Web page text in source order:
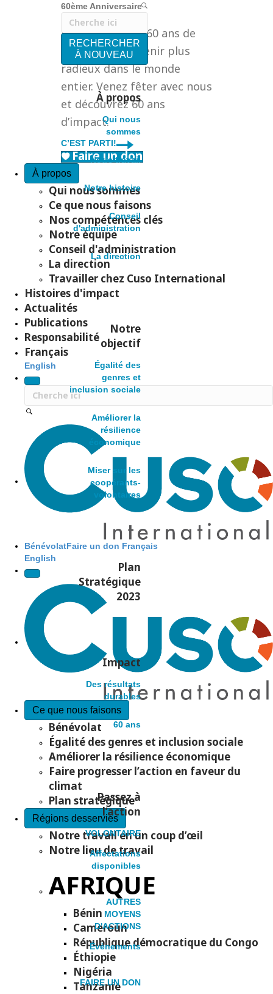
RECHERCHER
À NOUVEAU
À propos
Qui nous
sommes
Notre travail
Notre histoire
Conseil
d'administration
La direction
Notre
objectif
Égalité des
genres et
inclusion sociale
Améliorer la
résilience
économique
Miser sur les
coopérants-
volontaires
Plan
Stratégique
2023
Impact
Des résultats
durables
60 ans
Passez à
l’action
VOLONTAIRE
Affectations
disponibles
AUTRES
MOYENS
D'ACTIONS
Évènements
FAIRE UN DON
60ème Anniversaire
Célébrons !
Nous célébrons 60 ans de
création d’un avenir plus
radieux dans le monde
entier. Venez fêter avec nous
et découvrez 60 ans
d’impact.
C’EST PARTI!
Faire un don
Q
k
A
e
À propos
Qui nous sommes
Ce que nous faisons
Nos compétences clés
Notre équipe
Conseil d'administration
La direction
Travailler chez Cuso International
Histoires d'impact
Actualités
Publications
Responsabilité
Français
English
e
BénévolatFaire un don Français
English
Ce que nous faisons
Bénévolat
Égalité des genres et inclusion sociale
Améliorer la résilience économique
Faire progresser l’action en faveur du
climat
Plan stratégique
Régions desservies
Notre travail en un coup d’œil
Notre lieu de travail
AFRIQUE
Bénin
Cameroun
République démocratique du Congo
Éthiopie
Nigéria
Tanzanie